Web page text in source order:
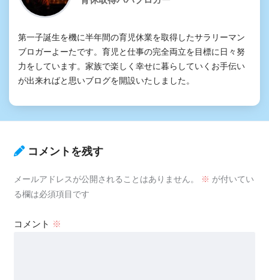
第一子誕生を機に半年間の育児休業を取得したサラリーマン
ブロガーよーたです。育児と仕事の完全両立を目標に日々努
力をしています。家族で楽しく幸せに暮らしていくお手伝い
が出来ればと思いブログを開設いたしました。
コメントを残す
メールアドレスが公開されることはありません。 ※ が付いてい
る欄は必須項目です
コメント ※